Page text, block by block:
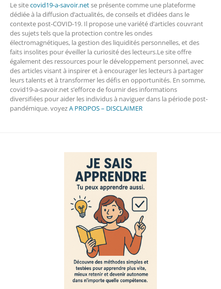
Le sitecovid19-a-savoir.netse présente comme une plateforme
dédiée à la diffusion d’actualités, de conseils et d’idées dans le
contexte post-COVID-19. Il propose une variété d’articles couvrant
des sujets tels que la protection contre les ondes
électromagnétiques, la gestion des liquidités personnelles, et des
faits insolites pour éveiller la curiosité des lecteurs.Le site offre
également des ressources pour le développement personnel, avec
des articles visant à inspirer et à encourager les lecteurs à partager
leurs talents et à transformer les défis en opportunités. En somme,
covid19-a-savoir.net s’efforce de fournir des informations
diversifiées pour aider les individus à naviguer dans la période post-
pandémique. voyezA PROPOS – DISCLAIMER